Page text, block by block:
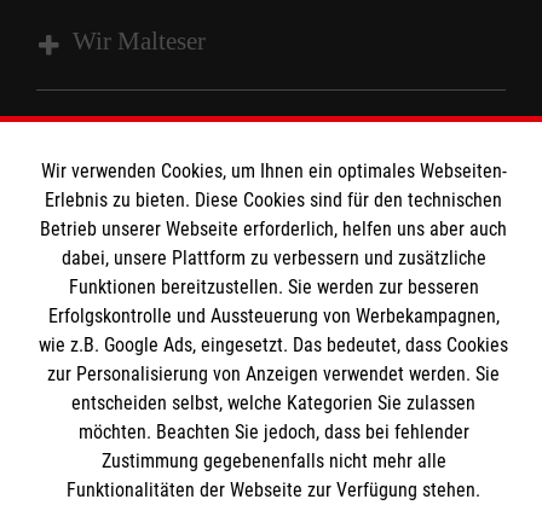
Wir Malteser
Spenden & Helfen
Angebote & Leistungen
Kursangebote
Mitarbeiten
Informationen
Kontakt
Impressum
Datenschutz
Malteser online
Malteserorden
Malteser International
Mediathek
Spendenkonto
Wir verwenden Cookies, um Ihnen ein optimales Webseiten-
Erlebnis zu bieten. Diese Cookies sind für den technischen
Betrieb unserer Webseite erforderlich, helfen uns aber auch
dabei, unsere Plattform zu verbessern und zusätzliche
Funktionen bereitzustellen. Sie werden zur besseren
Erfolgskontrolle und Aussteuerung von Werbekampagnen,
wie z.B. Google Ads, eingesetzt. Das bedeutet, dass Cookies
zur Personalisierung von Anzeigen verwendet werden. Sie
entscheiden selbst, welche Kategorien Sie zulassen
möchten. Beachten Sie jedoch, dass bei fehlender
Zustimmung gegebenenfalls nicht mehr alle
Funktionalitäten der Webseite zur Verfügung stehen.